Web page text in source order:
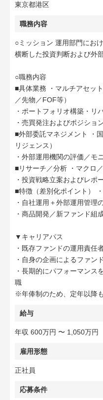
東京都港区
職務内容
○ミッション 運用部門にお
横断した投資判断および外
○職務内容
■具体業務 ・マルチアセッ
／先物／FOF等）
・ポートフォリオ構築・リ
・売買発注およびポジショ
■外部委託マネジメント ・
リジェンス）
・外部運用機関の評価／モ
■リサーチ／分析 ・マクロ
・投資戦略立案およびレポ
■特徴（差別化ポイント）
・自社運用＋外部運用管理
・商品開発／新ファンド組
▼キャリアパス
・既存ファンドの運用責任
・自身の企画によるファン
・長期的にパフォーマンス
職
※年俸制のため、定年以降
給与
年収 600万円 〜 1,050万円
雇用形態
正社員
応募条件